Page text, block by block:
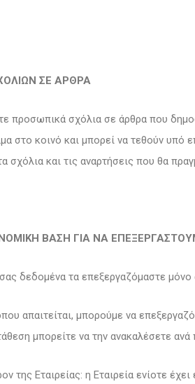
ΣΕ ΑΡΘΡΑ
προσωπικά σχόλια σε άρθρα που
στο κοινό και μπορεί να τεθούν υπό
σχόλια και τις αναρτήσεις που θα
ΝΟΜΙΚΗ ΒΑΣΗ ΓΙΑ ΝΑ
δεδομένα τα επεξεργαζόμαστε μόνο
απαιτείται, μπορούμε να
μπορείτε να την ανακαλέσετε ανά
της Εταιρείας: η Εταιρεία ενίοτε